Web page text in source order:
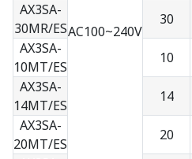
AC100~240V
AX3SA-
30MR/ES
30
AX3SA-
10MT/ES
10
AX3SA-
14MT/ES
14
AX3SA-
20MT/ES
20